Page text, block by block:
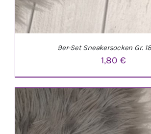
9er-Set Sneakersocken Gr.
1,80€